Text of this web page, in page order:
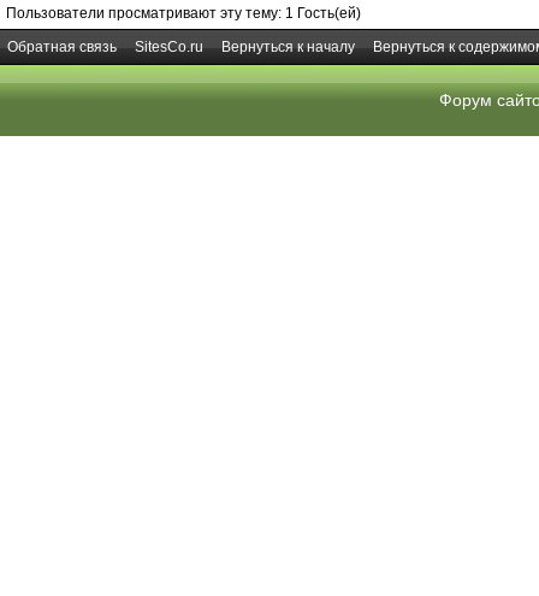
Пользователи просматривают эту тему: 1 Гость(ей)
Обратная связь
SitesCo.ru Вернуться к началу Вернуться к
Форум